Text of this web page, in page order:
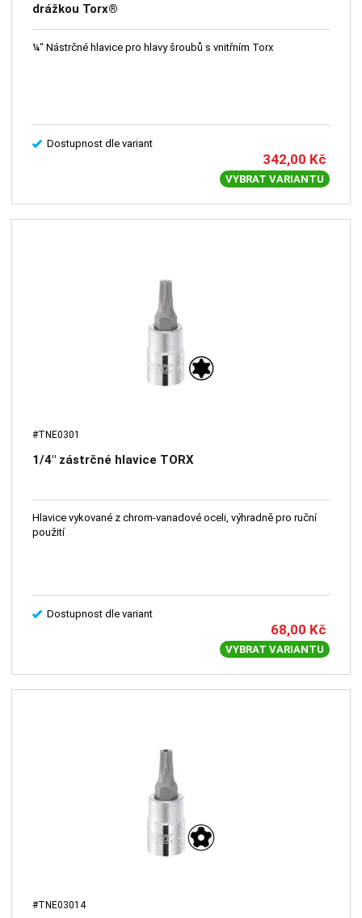
drážkou Torx®
¼“ Nástrčné hlavice pro hlavy šroubů s vnitřním Torx
Dostupnost dle variant
342,00 Kč
VYBRAT VARIANTU
#TNE0301
1/4" zástrčné hlavice TORX
Hlavice vykované z chrom-vanadové oceli, výhradně pro ruční
použití
Dostupnost dle variant
68,00 Kč
VYBRAT VARIANTU
#TNE03014